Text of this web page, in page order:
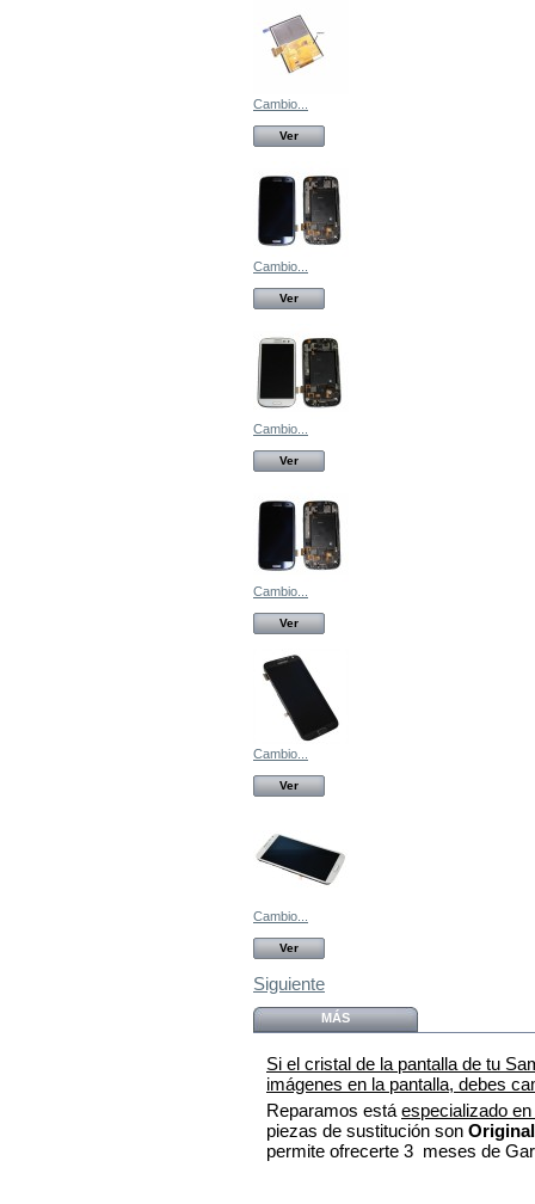
Cambio...
Ver
Cambio...
Ver
Cambio...
Ver
Cambio...
Ver
Cambio...
Ver
Cambio...
Ver
Siguiente
MÁS
Si el cristal de la pantalla de tu
imágenes en la pantalla, debes
Reparamos está especializado
piezas de sustitución son
permite ofrecerte 3 meses de